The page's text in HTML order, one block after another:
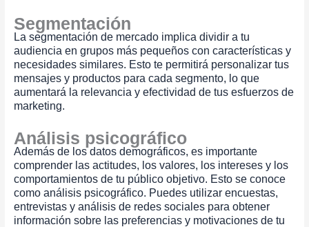
Segmentación
La segmentación de mercado implica dividir a tu
audiencia en grupos más pequeños con características y
necesidades similares. Esto te permitirá personalizar tus
mensajes y productos para cada segmento, lo que
aumentará la relevancia y efectividad de tus esfuerzos de
marketing.
Análisis psicográfico
Además de los datos demográficos, es importante
comprender las actitudes, los valores, los intereses y los
comportamientos de tu público objetivo. Esto se conoce
como análisis psicográfico. Puedes utilizar encuestas,
entrevistas y análisis de redes sociales para obtener
información sobre las preferencias y motivaciones de tu